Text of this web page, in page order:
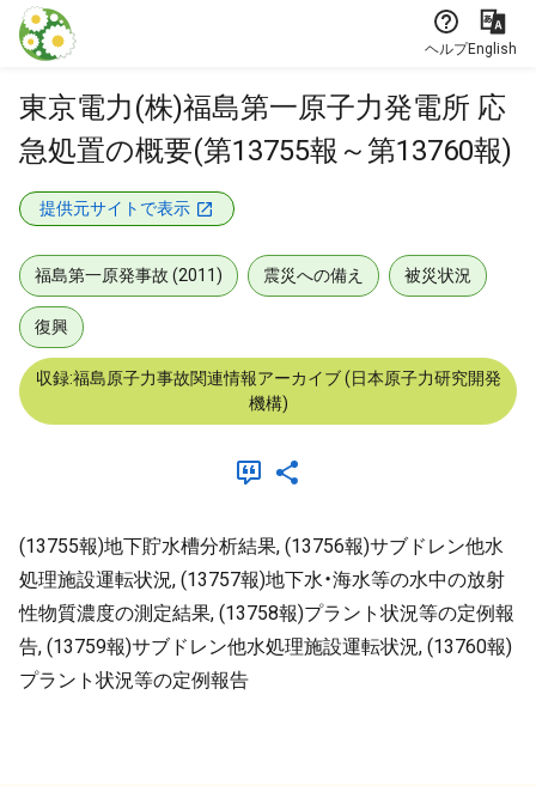
本文に飛ぶ
ヘルプEnglish
東京電力(株)福島第一原子力発電所 応
急処置の概要(第13755報～第13760報)
提供元サイトで表示
福島第一原発事故 (2011) 震災への備え 被災状況
復興
収録:福島原子力事故関連情報アーカイブ (日本原子力研究開発
機構)
(13755報)地下貯水槽分析結果, (13756報)サブドレン他水
処理施設運転状況, (13757報)地下水・海水等の水中の放射
性物質濃度の測定結果, (13758報)プラント状況等の定例報
告, (13759報)サブドレン他水処理施設運転状況, (13760報)
プラント状況等の定例報告